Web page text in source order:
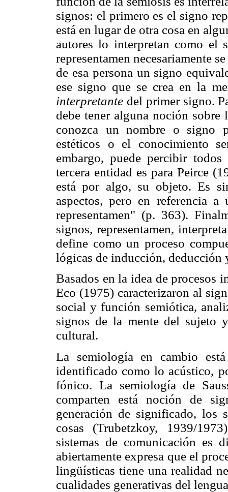
signos: el primero es el signo
está en lugar de otra cosa en
autores lo interpretan como el
representamen necesariamente
de esa persona un signo
ese signo que se crea en la
interpretante del primer signo.
debe tener alguna noción sobre
conozca un nombre o signo
estéticos o el conocimiento
embargo, puede percibir
tercera entidad es para Peirce
está por algo, su objeto. Es
aspectos, pero en referencia
representamen" (p. 363).
signos, representamen,
define como un proceso
lógicas de inducción, deducción
Basados en la idea de procesos
Eco (1975) caracterizaron al
social y función semiótica,
signos de la mente del sujeto
cultural.
La semiología en cambio
identificado como lo acústico,
fónico. La semiología de
comparten está noción de
generación de significado, los
cosas (Trubetzkoy, 1939/
sistemas de comunicación es
abiertamente expresa que el
lingüísticas tiene una realidad
cualidades generativas del